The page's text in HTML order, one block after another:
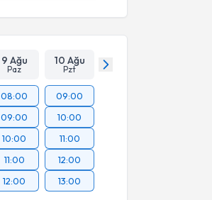
9 Ağu
Paz
10 Ağu
Pzt
08:00
09:00
10:00
11:00
12:00
09:00
10:00
11:00
12:00
13:00